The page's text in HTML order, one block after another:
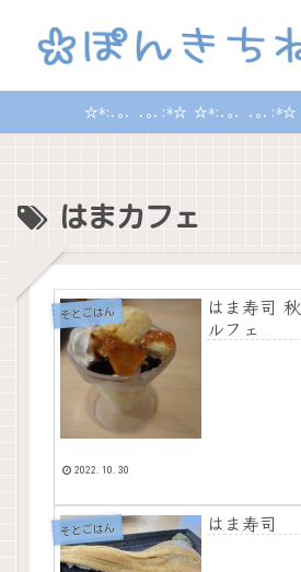
☆*:.｡. .｡.:*☆ ☆*:.｡. .｡.:*☆
はまカフェ
そとごはん
はま寿司
ルフェ
2022.10.30
そとごはん はま寿司